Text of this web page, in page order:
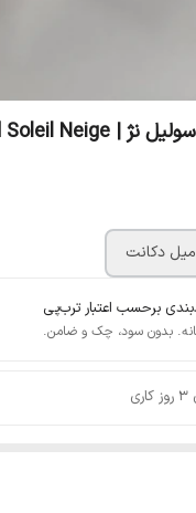
برحسب اعتبار ترب‌پی
3 روز کاری